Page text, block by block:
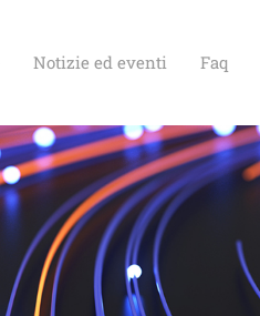
Notizie ed eventi Faq